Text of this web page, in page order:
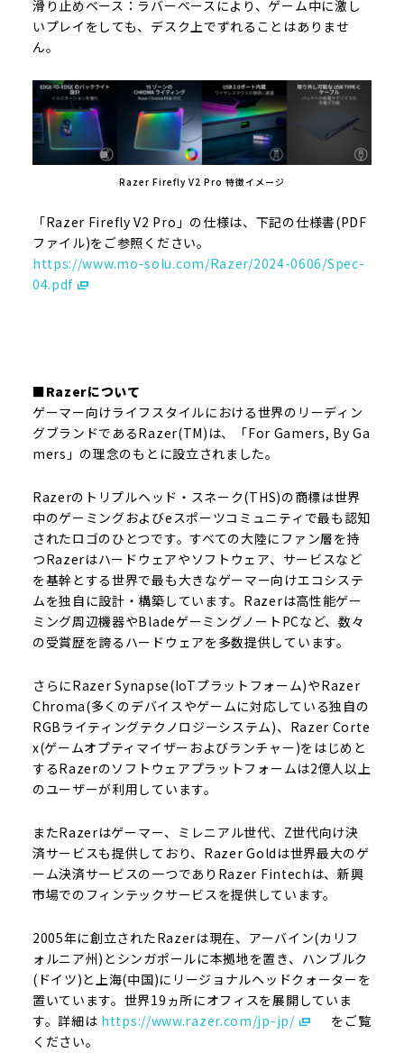
滑り止めベース：ラバーベースにより、ゲーム中に激し
いプレイをしても、デスク上でずれることはありませ
ん。
Razer Firefly V2 Pro 特徴イメージ
「Razer Firefly V2 Pro」の仕様は、下記の仕様書(PDF
ファイル)をご参照ください。
https://www.mo-solu.com/Razer/2024-0606/Spec-
04.pdf
■Razerについて
ゲーマー向けライフスタイルにおける世界のリーディン
グブランドであるRazer(TM)は、「For Gamers, By Ga
mers」の理念のもとに設立されました。
Razerのトリプルヘッド・スネーク(THS)の商標は世界
中のゲーミングおよびeスポーツコミュニティで最も認知
されたロゴのひとつです。すべての大陸にファン層を持
つRazerはハードウェアやソフトウェア、サービスなど
を基幹とする世界で最も大きなゲーマー向けエコシステ
ムを独自に設計・構築しています。Razerは高性能ゲー
ミング周辺機器やBladeゲーミングノートPCなど、数々
の受賞歴を誇るハードウェアを多数提供しています。
さらにRazer Synapse(IoTプラットフォーム)やRazer
Chroma(多くのデバイスやゲームに対応している独自の
RGBライティングテクノロジーシステム)、Razer Corte
x(ゲームオプティマイザーおよびランチャー)をはじめと
するRazerのソフトウェアプラットフォームは2億人以上
のユーザーが利用しています。
またRazerはゲーマー、ミレニアル世代、Z世代向け決
済サービスも提供しており、Razer Goldは世界最大のゲ
ーム決済サービスの一つでありRazer Fintechは、新興
市場でのフィンテックサービスを提供しています。
2005年に創立されたRazerは現在、アーバイン(カリフ
ォルニア州)とシンガポールに本拠地を置き、ハンブルク
(ドイツ)と上海(中国)にリージョナルヘッドクォーターを
置いています。世界19ヵ所にオフィスを展開していま
す。詳細は https://www.razer.com/jp-jp/
をご覧
ください。